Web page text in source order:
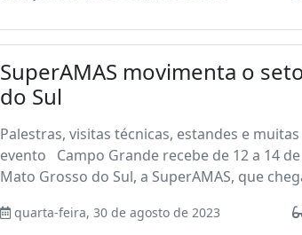
SuperAMAS movimenta o
do Sul
Palestras, visitas técnicas, estandes e
evento Campo Grande recebe de 12 a 14
Mato Grosso do Sul, a SuperAMAS, que
quarta-feira, 30 de agosto de 2023